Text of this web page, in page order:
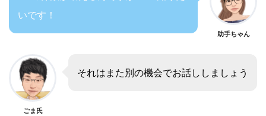
いです！
助手ちゃん
ごま氏
それはまた別の機会でお話ししましょう